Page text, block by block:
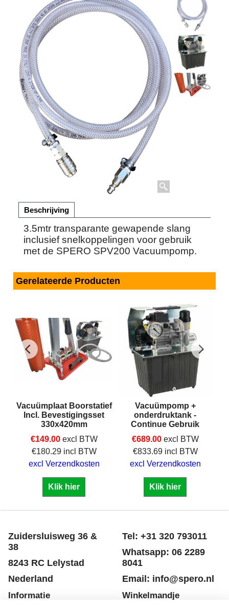
Beschrijving
3.5mtr transparante gewapende slang
inclusief snelkoppelingen voor gebruik
met de SPERO SPV200 Vacuumpomp.
Gerelateerde Producten
Vacuümplaat Boorstatief
Incl. Bevestigingsset
330x420mm
€149.00 excl BTW
€180.29 incl BTW
excl Verzendkosten
Klik hier
Vacuümpomp +
onderdruktank -
Continue Gebruik
€689.00 excl BTW
€833.69 incl BTW
excl Verzendkosten
Klik hier
Zuidersluisweg 36 &
38
8243 RC Lelystad
Nederland
Informatie
Tel: +31 320 793011
Whatsapp: 06 2289
8041
Email: info@spero.nl
Winkelmandje